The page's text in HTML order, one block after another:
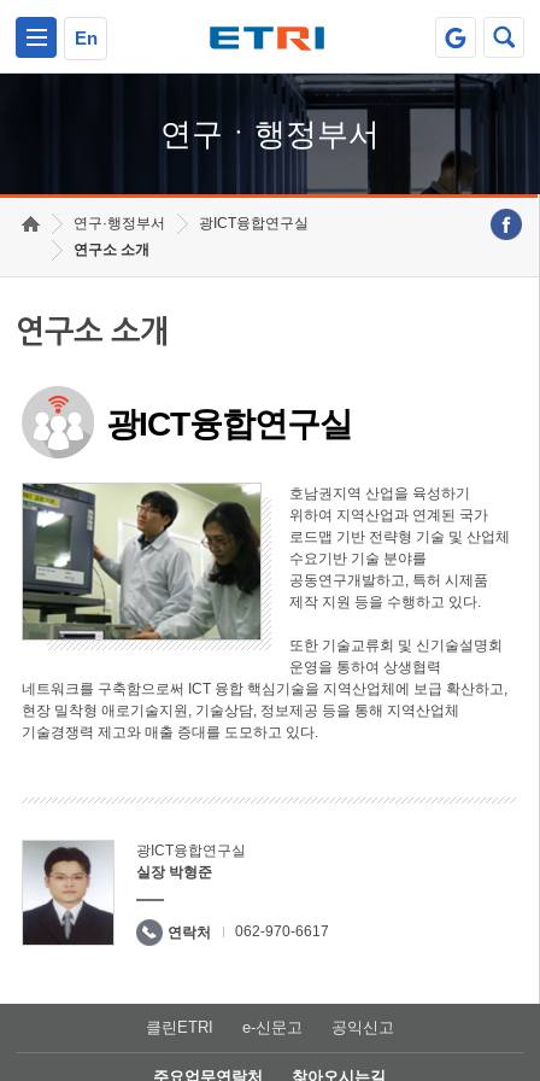
En
연구ㆍ행정부서
연구·행정부서
광ICT융합연구실
연구소 소개
연구소 소개
광ICT융합연구실
호남권지역 산업을 육성하기
위하여 지역산업과 연계된 국가
로드맵 기반 전략형 기술 및 산업체
수요기반 기술 분야를
공동연구개발하고, 특허 시제품
제작 지원 등을 수행하고 있다.
또한 기술교류회 및 신기술설명회
운영을 통하여 상생협력
네트워크를 구축함으로써 ICT 융합 핵심기술을 지역산업체에 보급 확산하고,
현장 밀착형 애로기술지원, 기술상담, 정보제공 등을 통해 지역산업체
기술경쟁력 제고와 매출 증대를 도모하고 있다.
광ICT융합연구실
실장 박형준
연락처 062-970-6617
클린ETRI e-신문고 공익신고
주요업무연락처 찾아오시는길